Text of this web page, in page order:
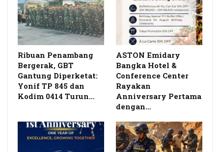
Ribuan Penambang
Bergerak, GBT
Gantung Diperketat:
Yonif TP 845 dan
Kodim 0414 Turun…
ASTON Emidary
Bangka Hotel &
Conference Center
Rayakan
Anniversary Pertama
dengan…